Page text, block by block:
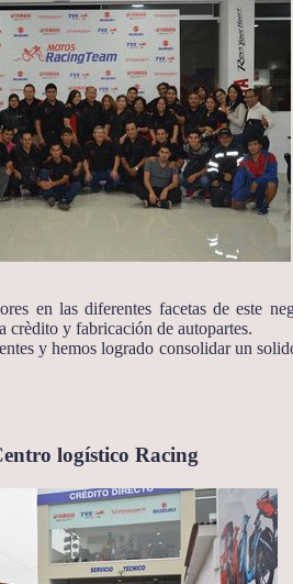
en las diferentes facetas de este
crèdito y fabricación de autopartes.
y hemos logrado consolidar un
logístico Racing